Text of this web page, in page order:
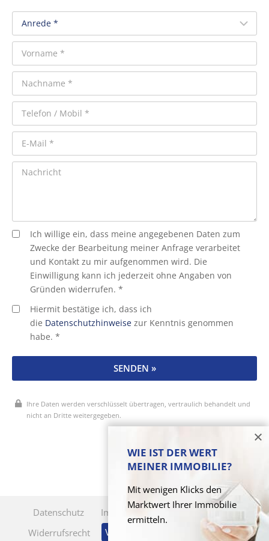
Ich willige ein, dass meine angegebenen Daten zum
Zwecke der Bearbeitung meiner Anfrage verarbeitet
und Kontakt zu mir aufgenommen wird. Die
Einwilligung kann ich jederzeit ohne Angaben von
Gründen widerrufen. *
Hiermit bestätige ich, dass ich
die Datenschutzhinweise zur Kenntnis genommen
habe. *
SENDEN »
Ihre Daten werden verschlüsselt übertragen, vertraulich behandelt und
nicht an Dritte weitergegeben.
Datenschutz Impressum
Cookie-Verwaltung
Widerrufsrecht
Vertrag widerrufen KI-Nutzung
WIE IST DER WERT
MEINER IMMOBILIE?
Mit wenigen Klicks den
Marktwert Ihrer Immobilie
ermitteln.